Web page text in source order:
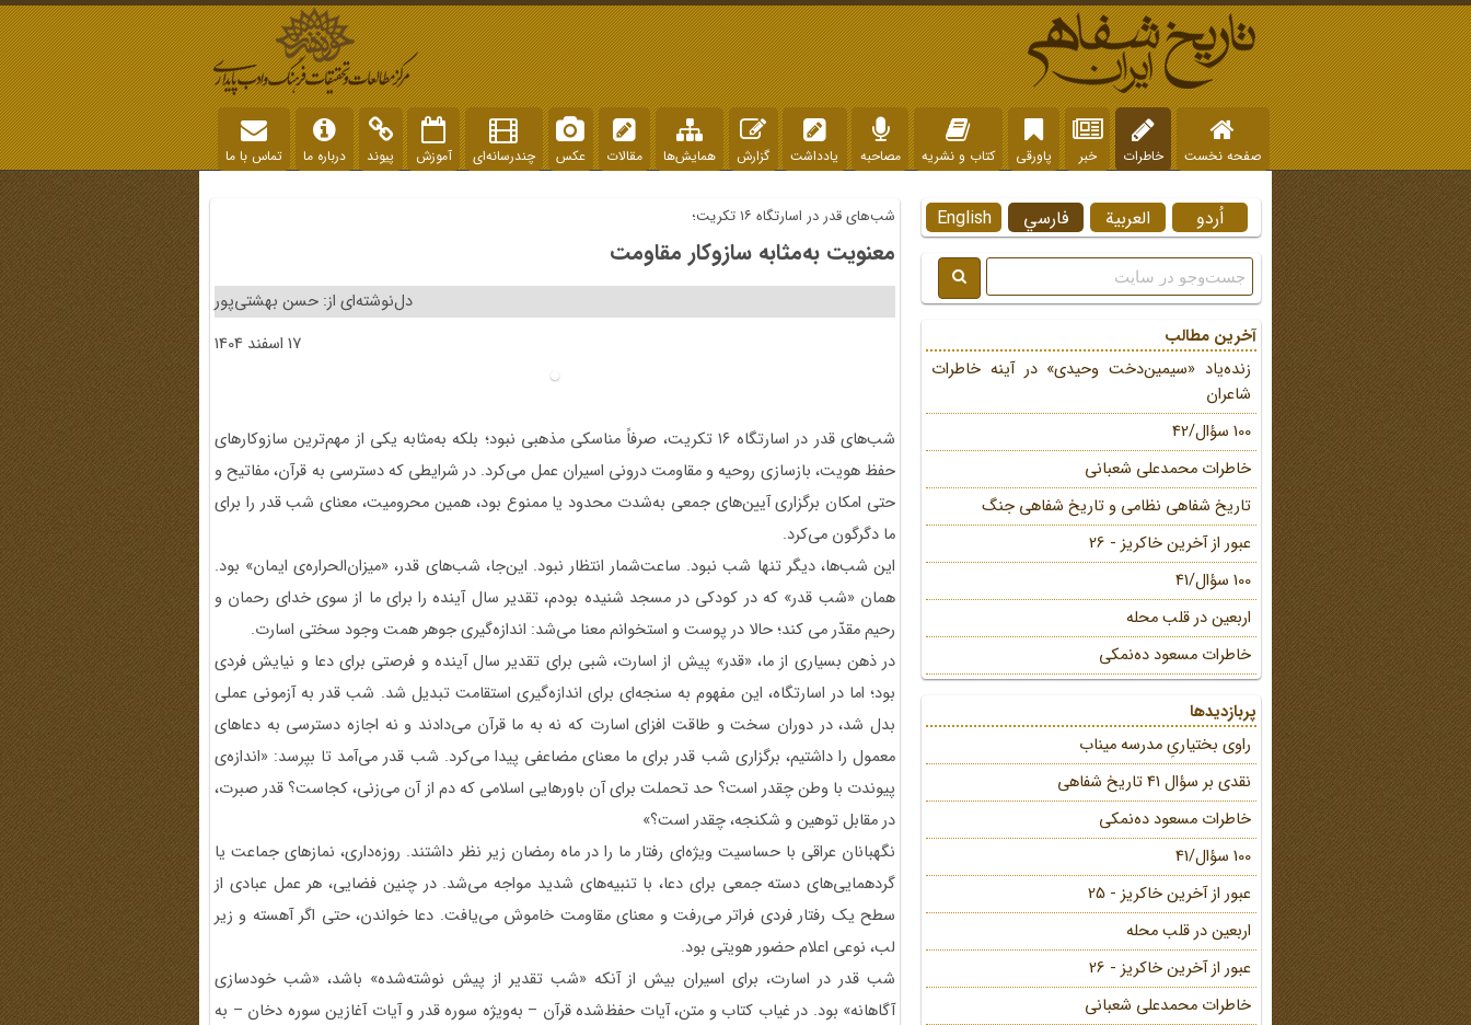
صفحه نخست خاطرات خبر پاورقی کتاب و نشریه مصاحبه یادداشت گزارش همایش‌ها مقالات عکس چندرسانه‌ای آموزش پیوند درباره ما تماس با ما
شب‌های قدر در اسارتگاه ۱۶ تکریت؛
معنویت به‌مثابه سازوکار مقاومت
دل‌نوشته‌ای از: حسن بهشتی‌پور
17 اسفند 1404
شب‌های قدر در اسارتگاه ۱۶ تکریت، صرفاً مناسکی مذهبی نبود؛ بلکه به‌مثابه یکی از مهم‌ترین سازوکارهای
حفظ هویت، بازسازی روحیه و مقاومت درونی اسیران عمل می‌کرد. در شرایطی که دسترسی به قرآن، مفاتیح و
حتی امکان برگزاری آیین‌های جمعی به‌شدت محدود یا ممنوع بود، همین محرومیت، معنای شب قدر را برای
ما دگرگون می‌کرد.
این شب‌ها، دیگر تنها شب نبود. ساعت‌شمار انتظار نبود. این‌جا، شب‌های قدر، «میزان‌الحراره‌ی ایمان» بود.
همان «شب قدر» که در کودکی در مسجد شنیده بودم، تقدیر سال آینده را برای ما از سوی خدای رحمان و
رحیم مقدّر می کند؛ حالا در پوست و استخوانم معنا می‌شد: اندازه‌گیری جوهر همت وجود سختی اسارت.
در ذهن بسیاری از ما، «قدر» پیش از اسارت، شبی برای تقدیر سال آینده و فرصتی برای دعا و نیایش فردی
بود؛ اما در اسارتگاه، این مفهوم به سنجه‌ای برای اندازه‌گیری استقامت تبدیل شد. شب قدر به آزمونی عملی
بدل ‌شد، در دوران سخت و طاقت افزای اسارت که نه به ما قرآن می‌دادند و نه اجازه دسترسی به دعاهای
معمول را داشتیم، برگزاری شب قدر برای ما معنای مضاعفی پیدا می‌کرد. شب قدر می‌آمد تا بپرسد: «اندازه‌ی
پیوندت با وطن چقدر است؟ حد تحملت برای آن باورهایی اسلامی که دم از آن می‌زنی، کجاست؟ قدر صبرت،
در مقابل توهین و شکنجه، چقدر است؟»
نگهبانان عراقی با حساسیت ویژه‌ای رفتار ما را در ماه رمضان زیر نظر داشتند. روزه‌داری، نمازهای جماعت یا
گردهمایی‌های دسته جمعی برای دعا، با تنبیه‌های شدید مواجه می‌شد. در چنین فضایی، هر عمل عبادی از
سطح یک رفتار فردی فراتر می‌رفت و معنای مقاومت خاموش می‌یافت. دعا خواندن، حتی اگر آهسته و زیر
لب، نوعی اعلام حضور هویتی بود.
شب قدر در اسارت، برای اسیران بیش از آنکه «شب تقدیر از پیش نوشته‌شده» باشد، «شب خودسازی
آگاهانه» بود. در غیاب کتاب و متن، آیات حفظ‌شده قرآن – به‌ویژه سوره قدر و آیات آغازین سوره دخان – به
English فارسي العربية اُردو
آخرین مطالب
زنده‌یاد «سیمین‌دخت وحیدی» در آینه خاطرات
شاعران
100 سؤال/42
خاطرات محمد‌علی شعبانی
تاریخ شفاهی نظامی و تاریخ شفاهی جنگ
عبور از آخرین خاکریز - 26
100 سؤال/41
اربعین در قلب محله
خاطرات مسعود ده‌نمکی
پربازدیدها
راوی بختیاریِ مدرسه میناب
نقدی بر سؤال 41 تاریخ شفاهی
خاطرات مسعود ده‌نمکی
100 سؤال/41
عبور از آخرین خاکریز - 25
اربعین در قلب محله
عبور از آخرین خاکریز - 26
خاطرات محمد‌علی شعبانی